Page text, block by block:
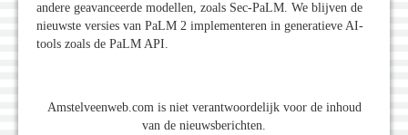
andere geavanceerde modellen, zoals Sec-PaLM. We blijven de
nieuwste versies van PaLM 2 implementeren in generatieve AI-
tools zoals de PaLM API.
Amstelveenweb.com is niet verantwoordelijk voor de inhoud
van de nieuwsberichten.